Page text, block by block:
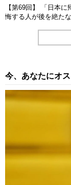
【第69回】 「日本
悔する人が後を絶た
今、あなたにオ